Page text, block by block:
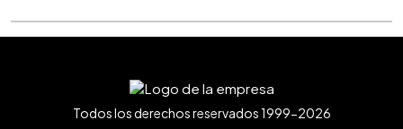
Todos los derechos reservados 1999-2026